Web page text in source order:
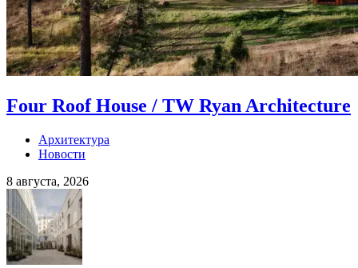
Four Roof House / TW Ryan Architecture
Архитектура
Новости
8 августа, 2026